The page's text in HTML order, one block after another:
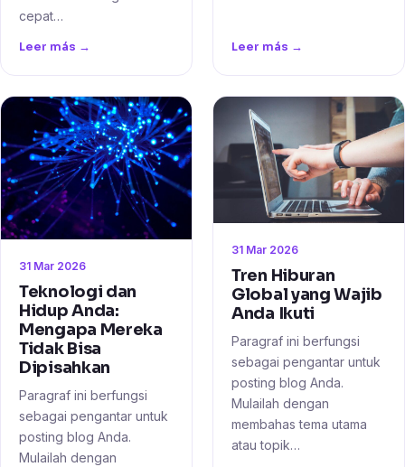
cepat…
Leer más →
Leer más →
31 Mar 2026
Teknologi dan
Hidup Anda:
Mengapa Mereka
Tidak Bisa
Dipisahkan
Paragraf ini berfungsi
sebagai pengantar untuk
posting blog Anda.
Mulailah dengan
31 Mar 2026
Tren Hiburan
Global yang Wajib
Anda Ikuti
Paragraf ini berfungsi
sebagai pengantar untuk
posting blog Anda.
Mulailah dengan
membahas tema utama
atau topik…